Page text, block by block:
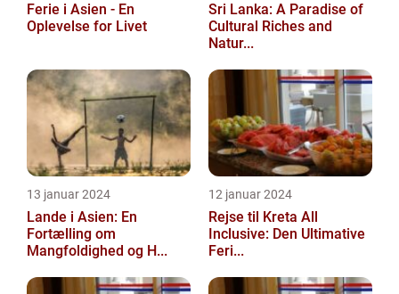
Ferie i Asien - En
Oplevelse for Livet
Sri Lanka: A Paradise of
Cultural Riches and
Natur...
13 januar 2024
Lande i Asien: En
Fortælling om
Mangfoldighed og H...
12 januar 2024
Rejse til Kreta All
Inclusive: Den Ultimative
Feri...